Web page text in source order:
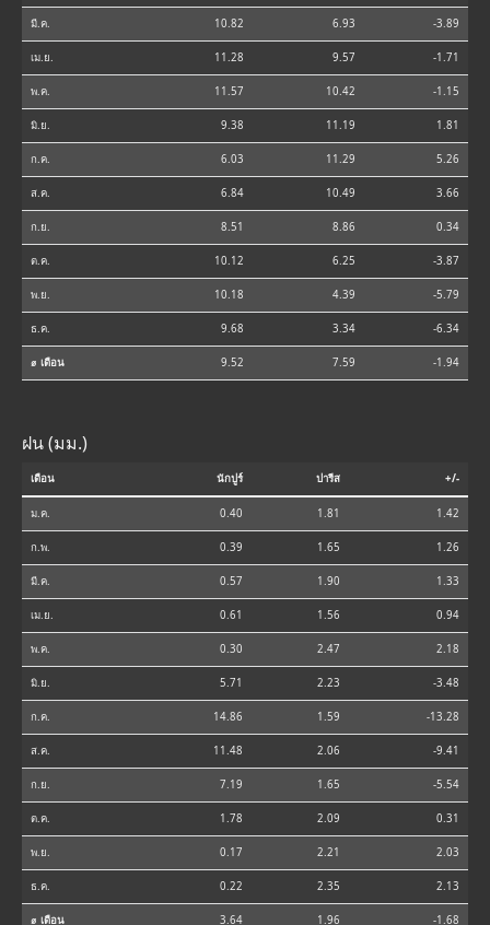
มี.ค. 10.82 6.93 -3.89
เม.ย. 11.28 9.57 -1.71
พ.ค. 11.57 10.42 -1.15
มิ.ย. 9.38 11.19 1.81
ก.ค. 6.03 11.29 5.26
ส.ค. 6.84 10.49 3.66
ก.ย. 8.51 8.86 0.34
ต.ค. 10.12 6.25 -3.87
พ.ย. 10.18 4.39 -5.79
ธ.ค. 9.68 3.34 -6.34
⌀ เดือน 9.52 7.59 -1.94
ฝน (มม.)
เดือน นักปูร์ ปารีส +/-
ม.ค. 0.40 1.81 1.42
ก.พ. 0.39 1.65 1.26
มี.ค. 0.57 1.90 1.33
เม.ย. 0.61 1.56 0.94
พ.ค. 0.30 2.47 2.18
มิ.ย. 5.71 2.23 -3.48
ก.ค. 14.86 1.59 -13.28
ส.ค. 11.48 2.06 -9.41
ก.ย. 7.19 1.65 -5.54
ต.ค. 1.78 2.09 0.31
พ.ย. 0.17 2.21 2.03
ธ.ค. 0.22 2.35 2.13
⌀ เดือน 3.64 1.96 -1.68